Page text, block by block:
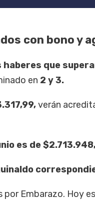
con bono y
que
en 2 y 3.
verán
es de
Embarazo. Hoy